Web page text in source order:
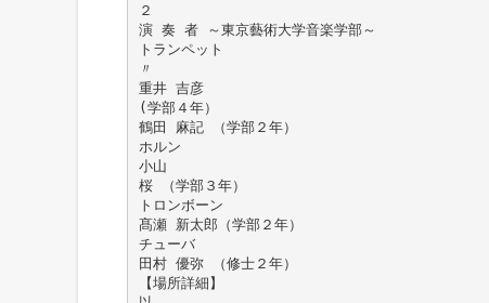
２
演 奏 者 ～東京藝術大学音楽学部～
トランペット
〃
重井 吉彦
(学部４年）
鶴田 麻記 （学部２年）
ホルン
小山
桜 （学部３年）
トロンボーン
髙瀬 新太郎（学部２年）
チューバ
田村 優弥 （修士２年）
【場所詳細】